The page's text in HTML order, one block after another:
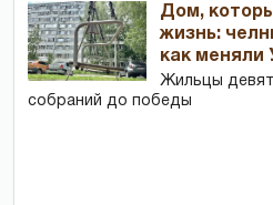
Дом,
жизнь:
как меняли
Жильцы
собраний до победы